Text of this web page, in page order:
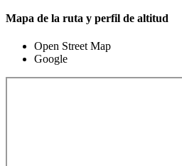
Mapa de la ruta y perfil de altitud
Open Street Map
Google